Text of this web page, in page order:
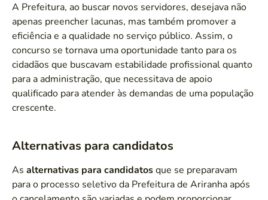
A Prefeitura, ao buscar novos servidores, desejava não
apenas preencher lacunas, mas também promover a
eficiência e a qualidade no serviço público. Assim, o
concurso se tornava uma oportunidade tanto para os
cidadãos que buscavam estabilidade profissional quanto
para a administração, que necessitava de apoio
qualificado para atender às demandas de uma população
crescente.
Alternativas para candidatos
As alternativas para candidatosque se preparavam
para o processo seletivo da Prefeitura de Ariranha após